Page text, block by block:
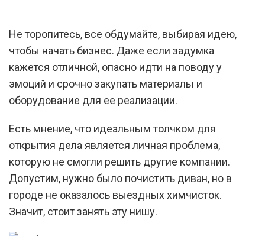
Не торопитесь, все обдумайте, выбирая идею,
чтобы начать бизнес. Даже если задумка
кажется отличной, опасно идти на поводу у
эмоций и срочно закупать материалы и
оборудование для ее реализации.
Есть мнение, что идеальным толчком для
открытия дела является личная проблема,
которую не смогли решить другие компании.
Допустим, нужно было почистить диван, но в
городе не оказалось выездных химчисток.
Значит, стоит занять эту нишу.